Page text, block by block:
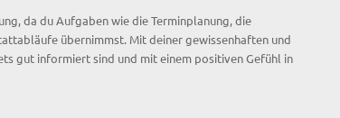
da du Aufgaben wie die Terminplanung, die
übernimmst. Mit deiner gewissenhaften und
gut informiert sind und mit einem positiven Gefühl in